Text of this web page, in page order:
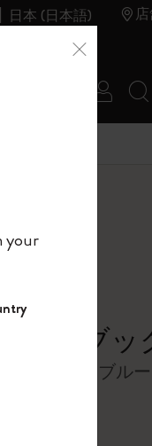
日本 (日本語)
ログ
ートブッ
ランジェアブルー
初
り
your